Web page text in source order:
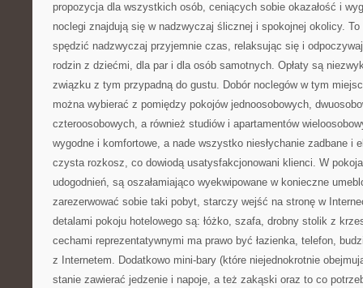
propozycja dla wszystkich osób, ceniących sobie okazałość i
noclegi znajdują się w nadzwyczaj ślicznej i spokojnej okolicy. To
spędzić nadzwyczaj przyjemnie czas, relaksując się i
rodzin z dziećmi, dla par i dla osób samotnych. Opłaty są
związku z tym przypadną do gustu. Dobór noclegów w tym
można wybierać z pomiędzy pokojów jednoosobowych,
czteroosobowych, a również studiów i apartamentów
wygodne i komfortowe, a nade wszystko niesłychanie zadbane i
czysta rozkosz, co dowiodą usatysfakcjonowani klienci. W
udogodnień, są oszałamiająco wyekwipowane w konieczne
zarezerwować sobie taki pobyt, starczy wejść na stronę w
detalami pokoju hotelowego są: łóżko, szafa, drobny stolik z
cechami reprezentatywnymi ma prawo być łazienka, telefon,
z Internetem. Dodatkowo mini-bary (które niejednokrotnie
stanie zawierać jedzenie i napoje, a też zakąski oraz to co